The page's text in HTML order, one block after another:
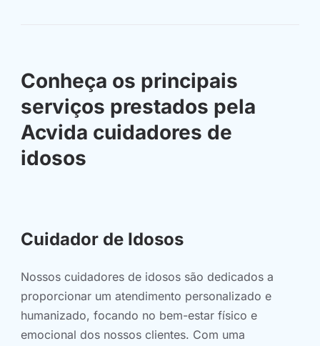
Conheça os principais
serviços prestados pela
Acvida cuidadores de
idosos
Cuidador de Idosos
Nossos cuidadores de idosos são dedicados a
proporcionar um atendimento personalizado e
humanizado, focando no bem-estar físico e
emocional dos nossos clientes. Com uma